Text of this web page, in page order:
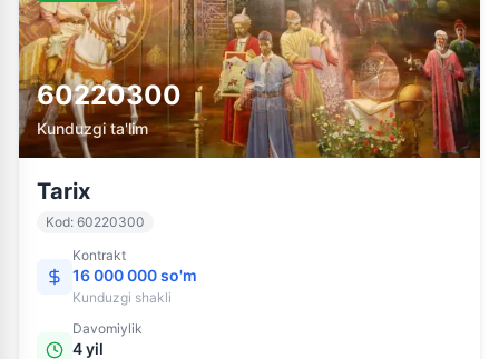
60220300
Kunduzgi ta'lim
Tarix
Kod: 60220300
Kontrakt
16 000 000 so'm
Kunduzgi shakli
Davomiylik
4 yil